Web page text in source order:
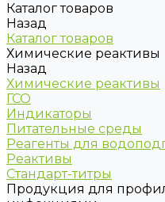
Каталог товаров
Назад
Каталог товаров
Химические реактивы
Назад
Химические реактивы
ГСО
Индикаторы
Питательные среды
Реагенты для
Реактивы
Стандарт-титры
Продукция для